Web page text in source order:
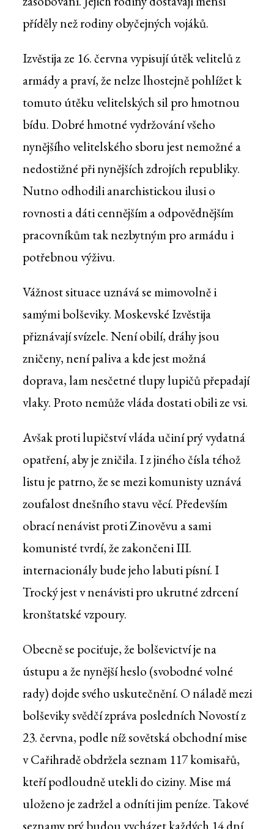
příděly než rodiny obyčejných vojáků.
Izvěstija ze 16. června vypisují útěk velitelů z
armády a praví, že nelze lhostejně pohlížet k
tomuto útěku velitelských sil pro hmotnou
bídu. Dobré hmotné vydržování všeho
nynějšího velitelského sboru jest nemožné a
nedostižné při nynějších zdrojích republiky.
Nutno odhodili anarchistickou ilusi o
rovnosti a dáti cennějším a odpovědnějším
pracovníkům tak nezbytným pro armádu i
potřebnou výživu.
Vážnost situace uznává se mimovolně i
samými bolševiky. Moskevské Izvěstija
přiznávají svízele. Není obilí, dráhy jsou
zničeny, není paliva a kde jest možná
doprava, lam nesčetné tlupy lupičů přepadají
vlaky. Proto nemůže vláda dostati obili ze vsi.
Avšak proti lupičství vláda učiní prý vydatná
opatření, aby je zničila. I z jiného čísla téhož
listu je patrno, že se mezi komunisty uznává
zoufalost dnešního stavu věcí. Především
obrací nenávist proti Zinověvu a sami
komunisté tvrdí, že zakončeni III.
internacionály bude jeho labuti písní. I
Trocký jest v nenávisti pro ukrutné zdrcení
kronštatské vzpoury.
Obecně se pociťuje, že bolševictví je na
ústupu a že nynější heslo (svobodné volné
rady) dojde svého uskutečnění. O náladě mezi
bolševiky svědčí zpráva posledních Novostí z
23. června, podle níž sovětská obchodní mise
v Cařihradě obdržela seznam 117 komisařů,
kteří podloudně utekli do ciziny. Mise má
uloženo je zadržel a odníti jim peníze. Takové
seznamy prý budou vycházet každých 14 dní.